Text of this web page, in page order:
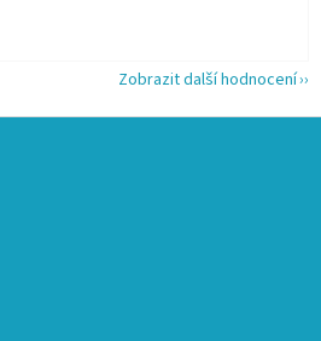
je 5 z 5 hvězdiček.
Zobrazit další hodnocení